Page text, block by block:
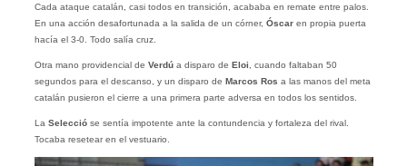
Cada ataque catalán, casi todos en transición, acababa en remate entre palos.
En una acción desafortunada a la salida de un córner, Óscaren propia puerta
hacía el 3-0. Todo salía cruz.
Otra mano providencial de Verdúa disparo de Eloi , cuando faltaban 50
segundos para el descanso, y un disparo de Marcos Ros a las manos del meta
catalán pusieron el cierre a una primera parte adversa en todos los sentidos.
La Seleccióse sentía impotente ante la contundencia y fortaleza del rival.
Tocaba resetear en el vestuario.